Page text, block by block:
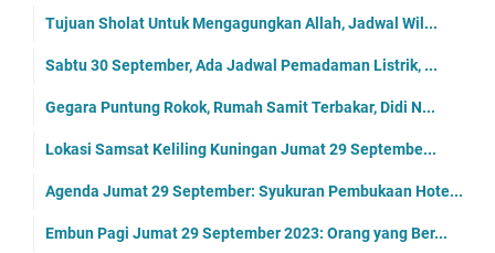
Tujuan Sholat Untuk Mengagungkan Allah, Jadwal Wil...
Sabtu 30 September, Ada Jadwal Pemadaman Listrik, ...
Gegara Puntung Rokok, Rumah Samit Terbakar, Didi N...
Lokasi Samsat Keliling Kuningan Jumat 29 Septembe...
Agenda Jumat 29 September: Syukuran Pembukaan Hote...
Embun Pagi Jumat 29 September 2023: Orang yang Ber...